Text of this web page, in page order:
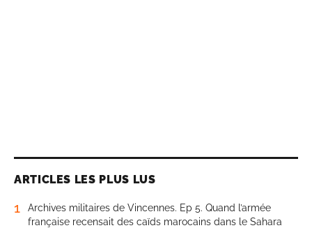
ARTICLES LES PLUS LUS
1
Archives militaires de Vincennes. Ep 5. Quand l’armée
française recensait des caïds marocains dans le Sahara